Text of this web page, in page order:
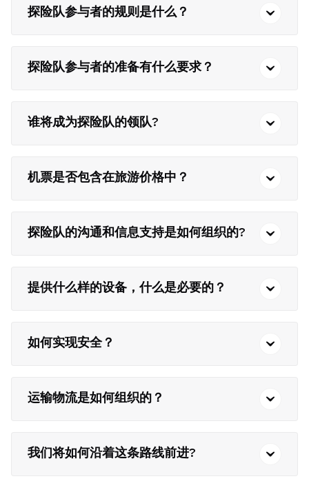
探险队参与者的规则是什么？
探险队参与者的准备有什么要求？
谁将成为探险队的领队?
机票是否包含在旅游价格中？
探险队的沟通和信息支持是如何组织的?
提供什么样的设备，什么是必要的？
如何实现安全？
运输物流是如何组织的？
我们将如何沿着这条路线前进?